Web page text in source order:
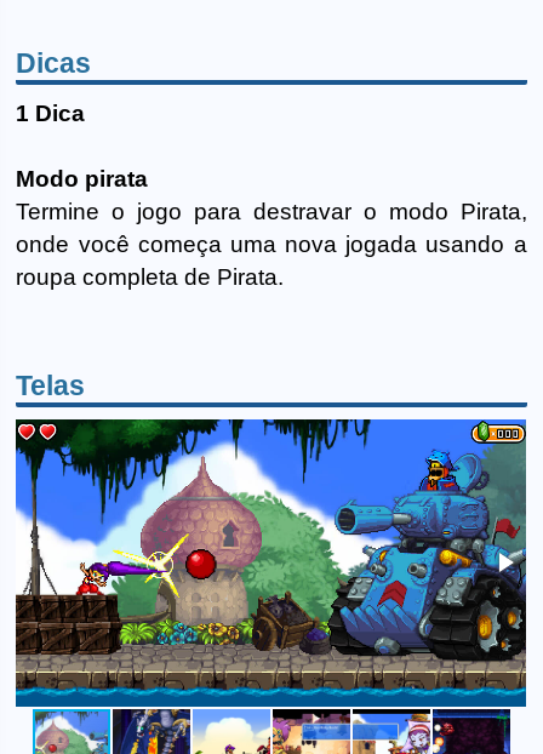
Dicas
1 Dica
Modo pirata
Termine o jogo para destravar o modo Pirata,
onde você começa uma nova jogada usando a
roupa completa de Pirata.
Telas